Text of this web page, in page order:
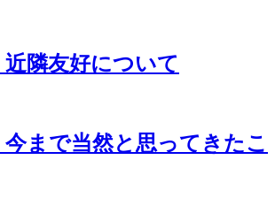
隣友好について
まで当然と思ってきたこ